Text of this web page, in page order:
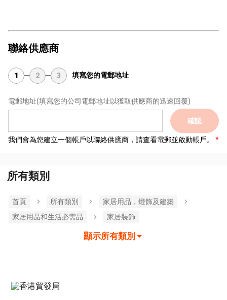
聯絡供應商
1 2 3 填寫您的電郵地址
電郵地址(填寫您的公司電郵地址以獲取供應商的迅速回覆)
確認
我們會為您建立一個帳戶以聯絡供應商，請查看電郵並啟動帳戶。
所有類別
首頁 所有類別
家居用品，燈飾及建築
家居用品和生活必需品
家居裝飾
顯示所有類別